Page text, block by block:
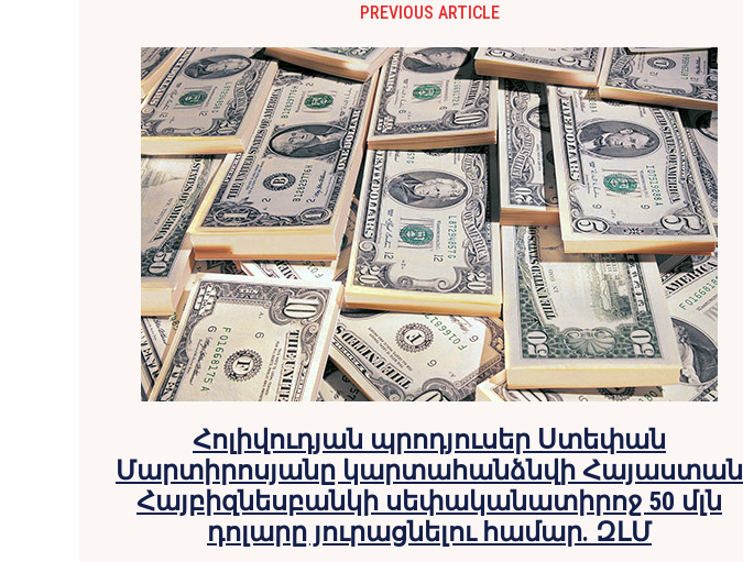
PREVIOUS ARTICLE
Հոլիվուդյան պրոդյուսեր Ստեփան
Մարտիրոսյանը կարտահանձնվի Հայաստան
Հայբիզնեսբանկի սեփականատիրոջ 50 մլն
դոլարը յուրացնելու համար. ԶԼՄ